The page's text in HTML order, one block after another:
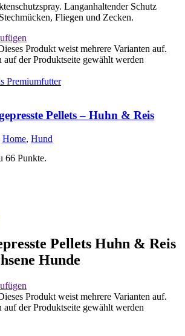
Langanhaltender Schutz
Fliegen und Zecken.
Produkt weist mehrere Varianten auf.
der Produktseite gewählt werden
Pellets – Huhn & Reis
Home, Hund
66 Punkte.
Pellets Huhn & Reis
Hunde
Produkt weist mehrere Varianten auf.
der Produktseite gewählt werden